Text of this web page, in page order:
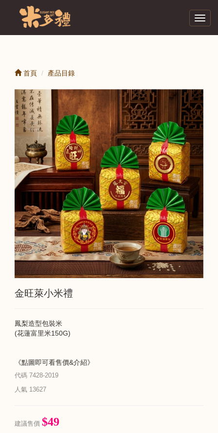
首頁 產品目錄
金旺萊小米禮
鳳梨造型包裝米
(花蓮富里米150G)
《點圖即可看售價&介紹》
代碼 7428-2019
人氣 13627
建議售價 $49